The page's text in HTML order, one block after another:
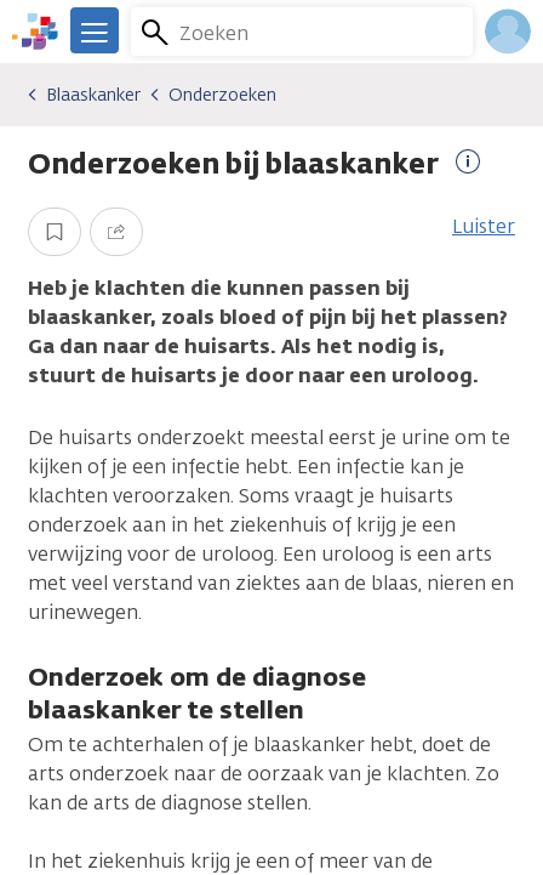
Overslaan
en
gaan
We
er
je.
Zoeken
Menu
Kankersoorten
Blaaskanker
Onderzoeken
Blaaskanker Onderzoeken
Onderzoeken bij blaaskanker
Opslaan Delen Luister
Heb je klachten die kunnen passen bij
blaaskanker, zoals bloed of pijn bij het plassen?
Ga dan naar de huisarts. Als het nodig is,
stuurt de huisarts je door naar een uroloog.
De huisarts onderzoekt meestal eerst je urine om te
kijken of je een infectie hebt. Een infectie kan je
klachten veroorzaken. Soms vraagt je huisarts
onderzoek aan in het ziekenhuis of krijg je een
verwijzing voor de uroloog. Een uroloog is een arts
met veel verstand van ziektes aan de blaas, nieren en
urinewegen.
Onderzoek om de diagnose
blaaskanker te stellen
Om te achterhalen of je blaaskanker hebt, doet de
arts onderzoek naar de oorzaak van je klachten. Zo
kan de arts de diagnose stellen.
In het ziekenhuis krijg je een of meer van de